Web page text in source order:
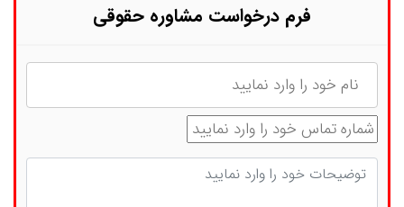
فرم درخواست مشاوره حقوقی
نام
شماره تماس
توضیحات